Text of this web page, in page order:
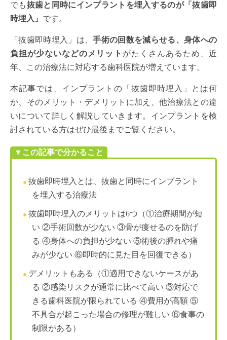
でも抜歯と同時にインプラントを埋入するのが「抜歯即
時埋入」 です。
「抜歯即時埋入」は、手術の回数を減らせる、身体への
負担が少ないなどのメリット がたくさんあるため、近
年、この治療法に対応する歯科医院が増えています。
本記事では、インプラントの「抜歯即時埋入」とは何
か、そのメリット・デメリットに加え、他治療法との違
いについて詳しく解説していきます。インプラントを検
討されている方はぜひ最後までご覧ください。
▼この記事で分かること
抜歯即時埋入とは、抜歯と同時にインプラント
を埋入する治療法
抜歯即時埋入のメリットは6つ（①治療期間が短
い ②手術回数が少ない ③骨が痩せるのを防げ
る ④身体への負担が少ない ⑤術後の腫れや痛
みが少ない ⑥即時的に見た目を回復できる）
デメリットもある（①適用できないケースがあ
る ②感染リスクが通常に比べて高い ③対応で
きる歯科医院が限られている ④費用が高額 ⑤
不具合が起こった場合の修理が難しい ⑥食事の
制限がある）